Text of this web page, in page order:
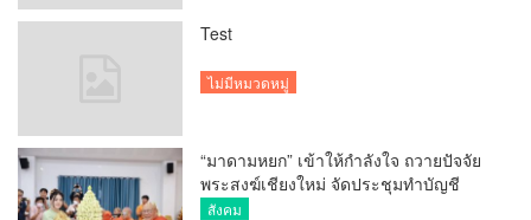
Test
ไม่มีหมวดหมู่
“มาดามหยก” เข้าให้กำลังใจ ถวายปัจจัย
พระสงฆ์เชียงใหม่ จัดประชุมทำบัญชี
รายรับรายจ่ายของวัด กว่า 300 รูป ที่วัด
สังคม